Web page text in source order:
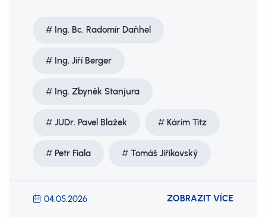
Ing. Bc. Radomír Daňhel
Ing. Jiří Berger
Ing. Zbyněk Stanjura
JUDr. Pavel Blažek Kárim Titz
Petr Fiala Tomáš Jiřikovský
04.05.2026 ZOBRAZIT VÍCE